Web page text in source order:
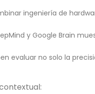
ingeniería de
y Google Brain
evaluar no solo la